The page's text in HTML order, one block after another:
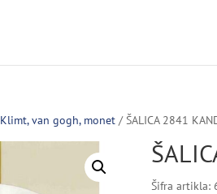
Klimt, van gogh, monet / ŠALICA 2841
Šifra artikla: